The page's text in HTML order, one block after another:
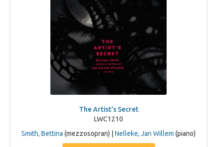
The Artist's Secret
LWC1210
Smith, Bettina (mezzosopran) | Nelleke, Jan Willem (piano)